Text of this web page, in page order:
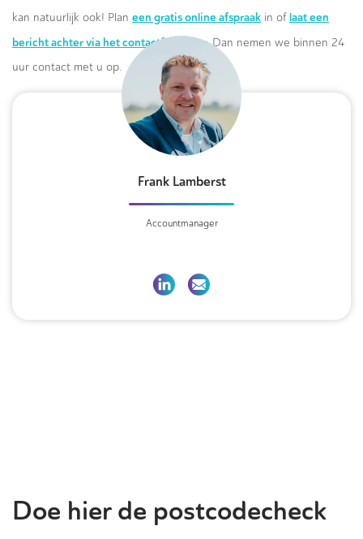
kan natuurlijk ook! Plan een gratis online afspraak in of laat een
bericht achter via het contactformulier.Dan nemen we binnen 24
uur contact met u op.
Frank Lamberst
Accountmanager
Doe hier de postcodecheck